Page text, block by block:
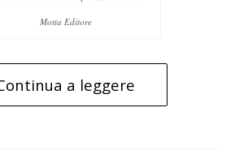
Motta Editore
a leggere